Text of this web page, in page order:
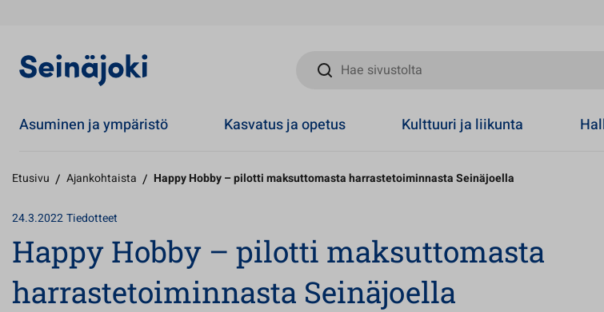
Hae sivustolta
Asuminen ja ympäristö Kasvatus ja opetus Kulttuuri ja liikunta
Etusivu / Ajankohtaista / Happy Hobby – pilotti maksuttomasta harrastetoiminnasta Seinäjoella
24.3.2022Tiedotteet
Happy Hobby – pilotti maksuttomasta
harrastetoiminnasta Seinäjoella